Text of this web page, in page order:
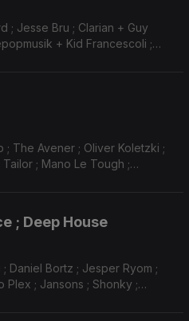
; Jesse Bru ; Clarian + Guy
+ Kid Francescoli ;
; The Avener ; Oliver Koletzki ;
; Mano Le Tough ;
; Deep House
Daniel Bortz ; Jesper Ryom ;
Plex ; Jansons ; Shonky ;